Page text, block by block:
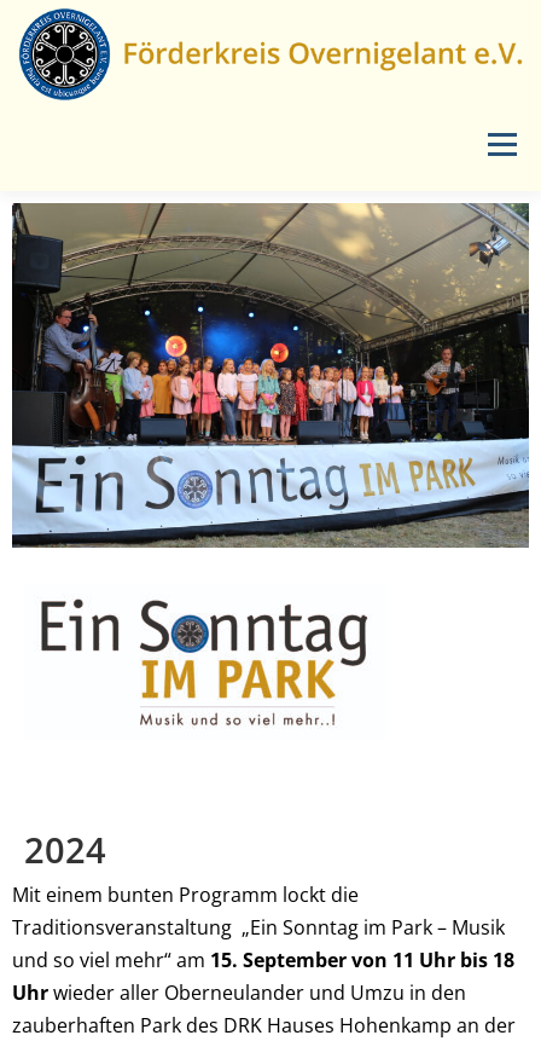
Menü
START AKTUELLES LANDSCHAFTSPFLEGE
VERANSTALTUNGEN ÜBER UNS MEDIEN
KONTAKT
2024
Mit einem bunten Programm lockt die
Traditionsveranstaltung „Ein Sonntag im Park – Musik
und so viel mehr“ am 15. September von 11 Uhr bis 18
Uhrwieder aller Oberneulander und Umzu in den
zauberhaften Park des DRK Hauses Hohenkamp an der